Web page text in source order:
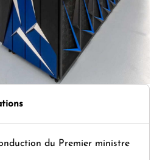
du Premier ministre